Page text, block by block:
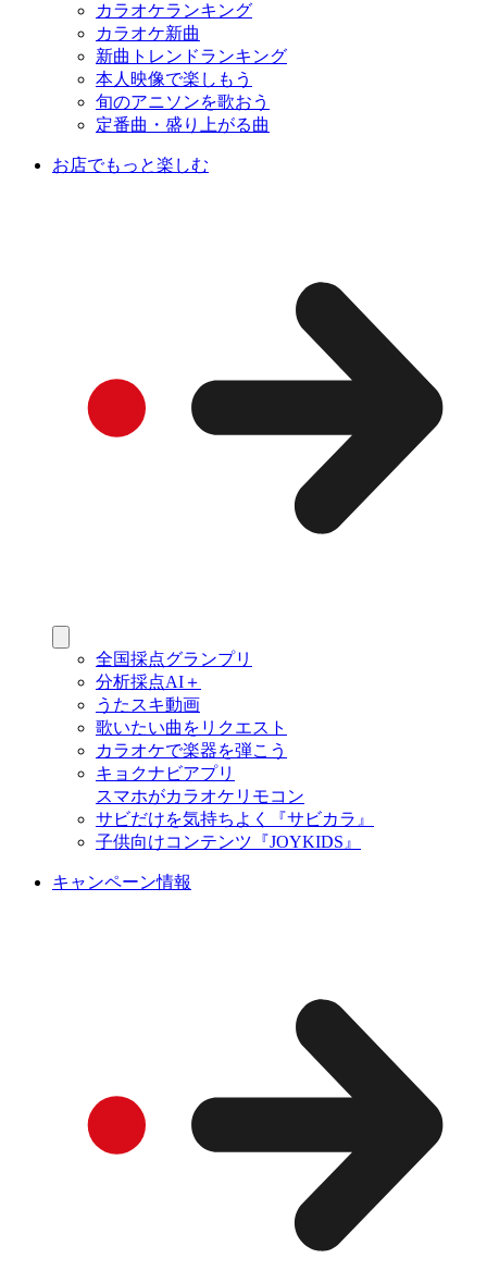
カラオケランキング
カラオケ新曲
新曲トレンドランキング
本人映像で楽しもう
旬のアニソンを歌おう
定番曲・盛り上がる曲
お店でもっと楽しむ
全国採点グランプリ
分析採点AI＋
うたスキ動画
歌いたい曲をリクエスト
カラオケで楽器を弾こう
キョクナビアプリ
スマホがカラオケリモコン
サビだけを気持ちよく『サビカラ』
子供向けコンテンツ『JOYKIDS』
キャンペーン情報